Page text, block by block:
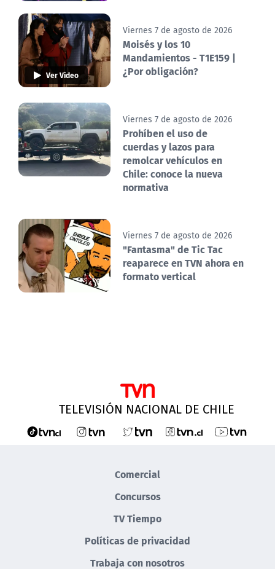
Ver Video
Viernes 7 de agosto de 2026
Moisés y los 10
Mandamientos - T1E159 |
¿Por obligación?
Viernes 7 de agosto de 2026
Prohíben el uso de
cuerdas y lazos para
remolcar vehículos en
Chile: conoce la nueva
normativa
Viernes 7 de agosto de 2026
"Fantasma" de Tic Tac
reaparece en TVN ahora en
formato vertical
TELEVISIÓN NACIONAL DE CHILE
Comercial
Concursos
TV Tiempo
Políticas de privacidad
Trabaja con nosotros